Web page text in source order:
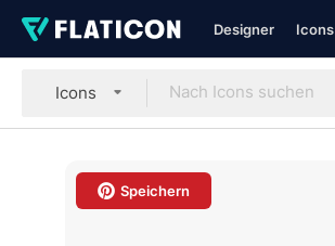
Designer Icons
Icons
Speichern